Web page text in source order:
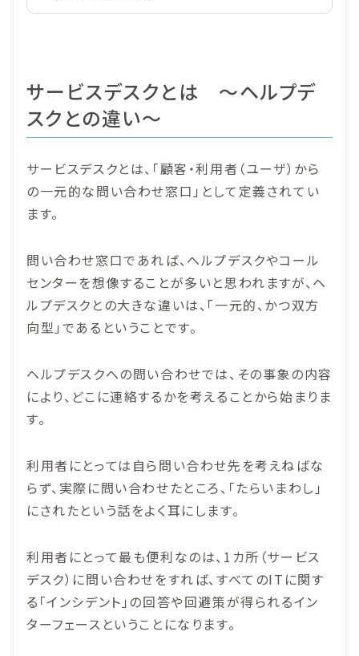
サービスデスクとは ～ヘルプデ
スクとの違い～
サービスデスクとは、「顧客・利用者（ユーザ）から
の一元的な問い合わせ窓口」として定義されてい
ます。
問い合わせ窓口であれば、ヘルプデスクやコール
センターを想像することが多いと思われますが、ヘ
ルプデスクとの大きな違いは、「一元的、かつ双方
向型」であるということです。
ヘルプデスクへの問い合わせでは、その事象の内容
により、どこに連絡するかを考えることから始まりま
す。
利用者にとっては自ら問い合わせ先を考えねばな
らず、実際に問い合わせたところ、「たらいまわし」
にされたという話をよく耳にします。
利用者にとって最も便利なのは、1カ所（サービス
デスク）に問い合わせをすれば、すべてのITに関す
る「インシデント」の回答や回避策が得られるイン
ターフェースということになります。